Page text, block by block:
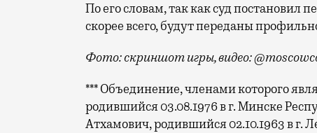
По его словам, так как суд постановил
скорее всего, будут переданы
Фото: скриншот игры, видео:
*** Объединение, членами которого
родившийся 03.08.1976 в г. Минске
Атхамович, родившийся 02.10.1963 в